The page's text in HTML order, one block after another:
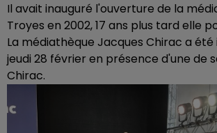
Il avait inauguré l'ouverture de la
Troyes en 2002, 17 ans plus tard elle
La médiathèque Jacques Chirac a
jeudi 28 février en présence d'une de
Chirac.